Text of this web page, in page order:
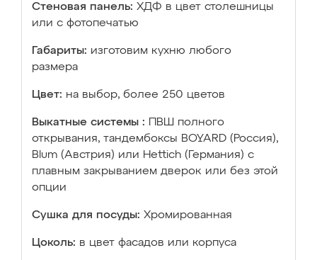
Стеновая панель: ХДФ в цвет столешницы
или с фотопечатью
Габариты: изготовим кухню любого
размера
Цвет: на выбор, более 250 цветов
Выкатные системы :
ПВШ полного
открывания, тандембоксы BOYARD (Россия),
Blum (Австрия) или Hettich (Германия) с
плавным закрыванием дверок или без этой
опции
Сушка для посуды: Хромированная
Цоколь: в цвет фасадов или корпуса